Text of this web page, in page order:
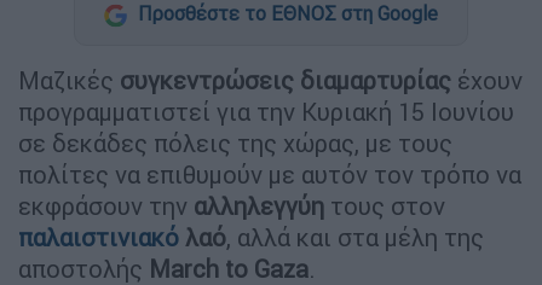
Προσθέστε το ΕΘΝΟΣ στη Google
Μαζικές συγκεντρώσεις διαμαρτυρίας έχουν
προγραμματιστεί για την Κυριακή 15 Ιουνίου
σε δεκάδες πόλεις της χώρας, με τους
πολίτες να επιθυμούν με αυτόν τον τρόπο να
εκφράσουν την αλληλεγγύη τους στον
παλαιστινιακό λαό, αλλά και στα μέλη της
αποστολής March to Gaza.